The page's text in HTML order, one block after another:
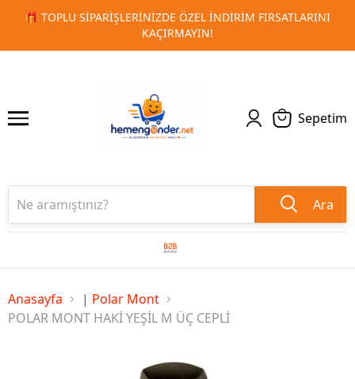
🚀 KURUMSAL PROMOSYON VE MATBAA ÜRÜNLERINDE
TESLIMAT!
1 2
Sepetim
Ara
Anasayfa
| Polar Mont
POLAR MONT HAKİ YEŞİL M ÜÇ CEPLİ